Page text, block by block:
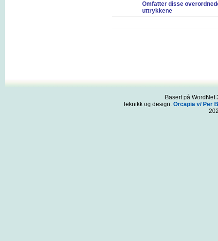
Omfatter disse
uttrykkene
Basert på
Teknikk og design: Orcapia v/ Per